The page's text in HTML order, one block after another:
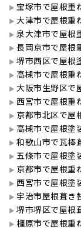
宝塚市で屋根重
大津市で屋根重
泉大津市で屋根
長岡京市で屋根
堺市西区で屋根
高槻市で屋根重
大阪市生野区で
西宮市で屋根重
京都市北区で屋
高槻市で屋根塗
和歌山市で瓦棒
五條市で屋根塗
京都市で屋根重
西宮市で屋根塗
宇治市屋根葺き
堺市堺区で屋根
橿原市で屋根重